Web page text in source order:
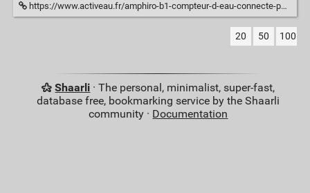
https://www.activeau.fr/amphiro-b1-compteur-d-eau-connecte-pour-la-douche-economie-d-eau-c2x27377357
20 50 100
Shaarli · The personal, minimalist, super-fast,
database free, bookmarking service by the Shaarli
community · Documentation